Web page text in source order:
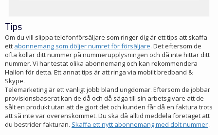
Tips
Om du vill slippa telefonförsäljare som ringer dig är ett tips att skaffa
ett abonnemang som döljer numret för försäljare. Det eftersom de
ofta kollar ditt nummer på nummerupplysningen och då inte hittar ditt
nummer. Vi har testat olika abonnemang och kan rekommendera
Hallon för detta. Ett annat tips är att ringa via mobilt bredband &
Skype.
Telemarketing är ett vanligt jobb bland ungdomar. Eftersom de jobbar
provisionsbaserat kan de då och då säga till sin arbetsgivare att de
sålt en produkt utan att de gjort det och kunden får då en faktura trots
att så inte var överenskommet. Du ska då alltid meddela företaget att
du bestrider fakturan. Skaffa ett nytt abonnemang med dolt nummer .